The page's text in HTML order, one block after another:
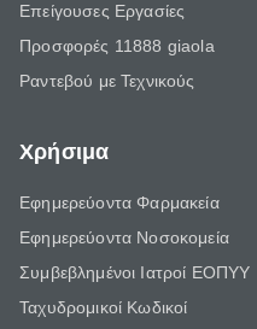
Επείγουσες Εργασίες
Προσφορές 11888 giaola
Ραντεβού με Τεχνικούς
Χρήσιμα
Εφημερεύοντα Φαρμακεία
Εφημερεύοντα Νοσοκομεία
Συμβεβλημένοι Ιατροί ΕΟΠΥΥ
Ταχυδρομικοί Κωδικοί